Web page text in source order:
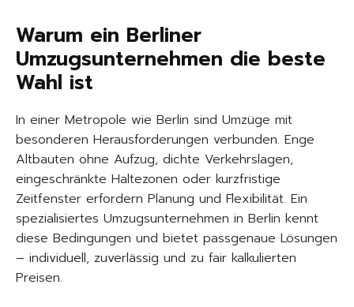
Warum ein Berliner
Umzugsunternehmen die beste
Wahl ist
In einer Metropole wie Berlin sind Umzüge mit
besonderen Herausforderungen verbunden. Enge
Altbauten ohne Aufzug, dichte Verkehrslagen,
eingeschränkte Haltezonen oder kurzfristige
Zeitfenster erfordern Planung und Flexibilität. Ein
spezialisiertes Umzugsunternehmen in Berlin kennt
diese Bedingungen und bietet passgenaue Lösungen
– individuell, zuverlässig und zu fair kalkulierten
Preisen.